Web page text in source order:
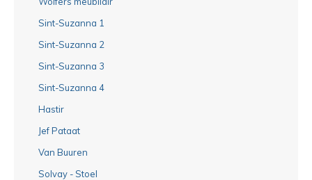
Sint-Suzanna 1
Sint-Suzanna 2
Sint-Suzanna 3
Sint-Suzanna 4
Hastir
Jef Pataat
Van Buuren
Solvay - Stoel